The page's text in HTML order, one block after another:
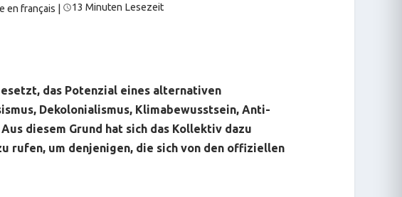
en français | 13 Minuten Lesezeit
das Potenzial eines alternativen
Dekolonialismus, Klimabewusstsein, Anti-
diesem Grund hat sich das Kollektiv dazu
rufen, um denjenigen, die sich von den offiziellen